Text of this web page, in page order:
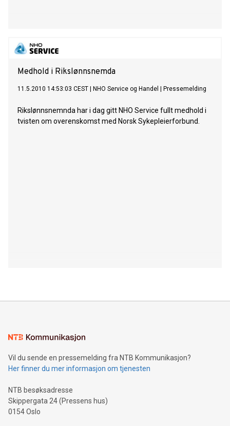
Medhold i Rikslønnsnemda
11.5.2010 14:53:03 CEST NHO Service og Handel Pressemelding
Rikslønnsnemnda har i dag gitt NHO Service fullt medhold i
tvisten om overenskomst med Norsk Sykepleierforbund.
Vil du sende en pressemelding fra NTB Kommunikasjon?
Her finner du mer informasjon om tjenesten
NTB besøksadresse
Skippergata 24 (Pressens hus)
0154 Oslo